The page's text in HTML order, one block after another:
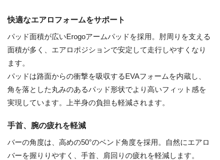
快適なエアロフォームをサポート
パッド面積が広いErogoアームパッドを採用。肘周りを支える
面積が多く、エアロポジションで安定して走行しやすくなり
ます。
パッドは路面からの衝撃を吸収するEVAフォームを内蔵し、
角を落とした丸みのあるパッド形状でより高いフィット感を
実現しています。上半身の負担も軽減されます。
手首、腕の疲れを軽減
バーの角度は、高めの50°のベンド角度を採用。自然にエアロ
バーを握りりやすく、手首、肩回りの疲れを軽減します。